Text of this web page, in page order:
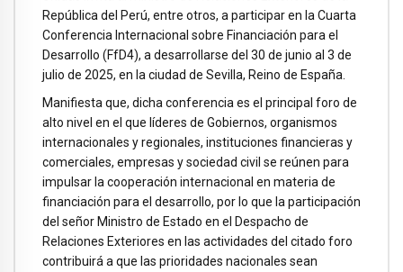
República del Perú, entre otros, a participar en la Cuarta
Conferencia Internacional sobre Financiación para el
Desarrollo (FfD4), a desarrollarse del 30 de junio al 3 de
julio de 2025, en la ciudad de Sevilla, Reino de España.
Manifiesta que, dicha conferencia es el principal foro de
alto nivel en el que líderes de Gobiernos, organismos
internacionales y regionales, instituciones financieras y
comerciales, empresas y sociedad civil se reúnen para
impulsar la cooperación internacional en materia de
financiación para el desarrollo, por lo que la participación
del señor Ministro de Estado en el Despacho de
Relaciones Exteriores en las actividades del citado foro
contribuirá a que las prioridades nacionales sean